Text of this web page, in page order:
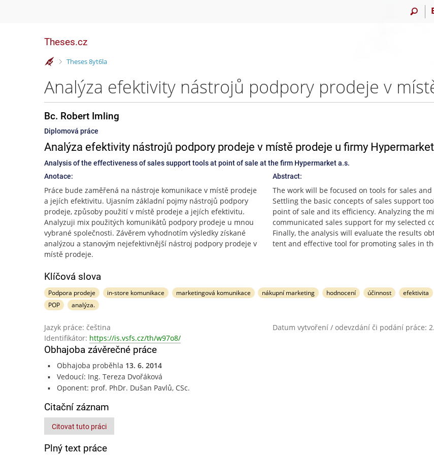
Theses.cz
>
Theses 8yt6la
Bc. Robert Imling
Diplomová práce
Analýza efektivity nástrojů podpory prodeje v místě prodeje u firmy
Analysis of the effectiveness of sales support tools at point of sale at the firm Hypermarket a.s.
Anotace:
Práce bude zaměřená na nástroje komunikace v místě prodeje
a jejích efektivitu. Ujasním základní pojmy nástrojů podpory
prodeje, způsoby použití v místě prodeje a jejích efektivitu.
Analyzuji mix použitých komunikátů podpory prodeje u mnou
vybrané společnosti. Závěrem vyhodnotím výsledky získané
analýzou a stanovým nejefektivnější nástroj podpory prodeje v
místě prodeje.
Abstract:
The work will be focused on tools for sales
Settling the basic concepts of sales support
point of sale and its efficiency. Analyzing the
communicated sales support for my selected
Finally, the analysis will evaluate the results
tent and effective tool for promoting sales in
Klíčová slova
Podpora prodeje in-store komunikace marketingová komunikace nákupní marketing hodnocení účinnost efektivita
POP
analýza.
Jazyk práce: čeština
Datum vytvoření / odevzdání či podání práce:
Identifikátor: https://is.vsfs.cz/th/w97o8/
Obhajoba závěrečné práce
Obhajoba proběhla 13. 6. 2014
Vedoucí: Ing. Tereza Dvořáková
Oponent: prof. PhDr. Dušan Pavlů, CSc.
Citační záznam
Citovat tuto práci
Plný text práce